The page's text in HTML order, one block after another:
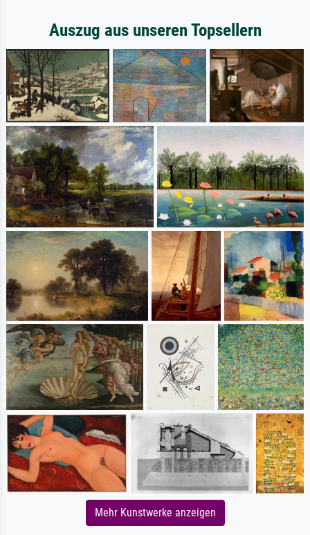
Auszug aus unseren Topsellern
Mehr Kunstwerke anzeigen